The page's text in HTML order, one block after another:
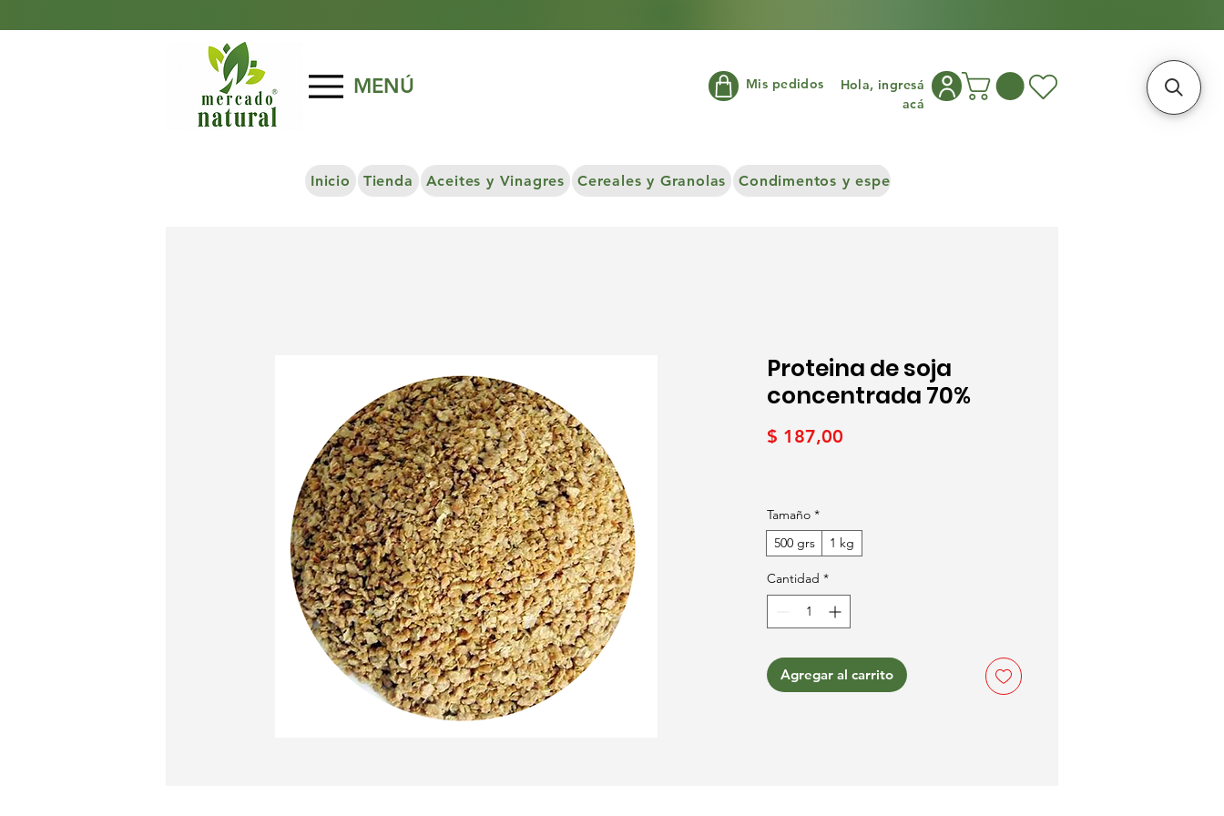
MENÚ Mis pedidos
Hola, ingresá
acá
Inicio Tienda Aceites y Vinagres Cereales y Granolas Condimentos y especias
Proteina de soja
concentrada 70%
$ 187,00
Tamaño *
500 grs
1 kg
Cantidad *
Agregar al carrito